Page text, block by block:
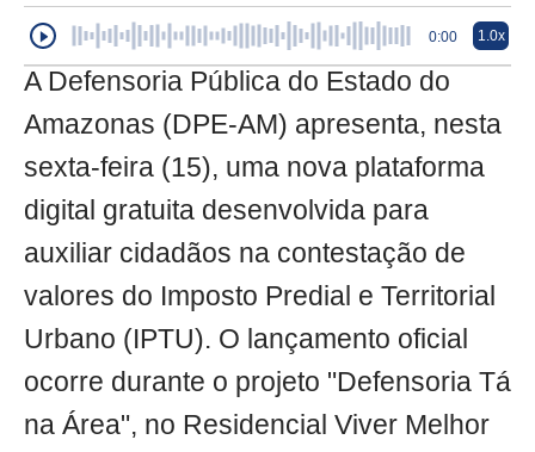
0:00 1.0x
A Defensoria Pública do Estado do
Amazonas (DPE-AM) apresenta, nesta
sexta-feira (15), uma nova plataforma
digital gratuita desenvolvida para
auxiliar cidadãos na contestação de
valores do Imposto Predial e Territorial
Urbano (IPTU). O lançamento oficial
ocorre durante o projeto "Defensoria Tá
na Área", no Residencial Viver Melhor